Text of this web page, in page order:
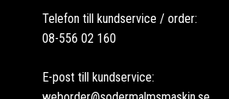
Telefon till kundservice / order:
08-556 02 160
E-post till kundservice: